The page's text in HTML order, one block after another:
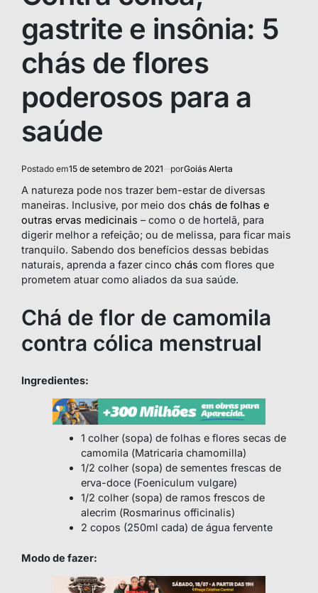
gastrite e insônia: 5
chás de flores
poderosos para a
saúde
Postado em15 de setembro de 2021 porGoiás Alerta
A natureza pode nos trazer bem-estar de diversas
maneiras. Inclusive, por meio dos chás de folhas e
outras ervas medicinais – como o de hortelã, para
digerir melhor a refeição; ou de melissa, para ficar mais
tranquilo. Sabendo dos benefícios dessas bebidas
naturais, aprenda a fazer cinco chás com flores que
prometem atuar como aliados da sua saúde.
Chá de flor de camomila
contra cólica menstrual
Ingredientes:
1 colher (sopa) de folhas e flores secas de
camomila (Matricaria chamomilla)
1/2 colher (sopa) de sementes frescas de
erva-doce (Foeniculum vulgare)
1/2 colher (sopa) de ramos frescos de
alecrim (Rosmarinus officinalis)
2 copos (250ml cada) de água fervente
Modo de fazer: